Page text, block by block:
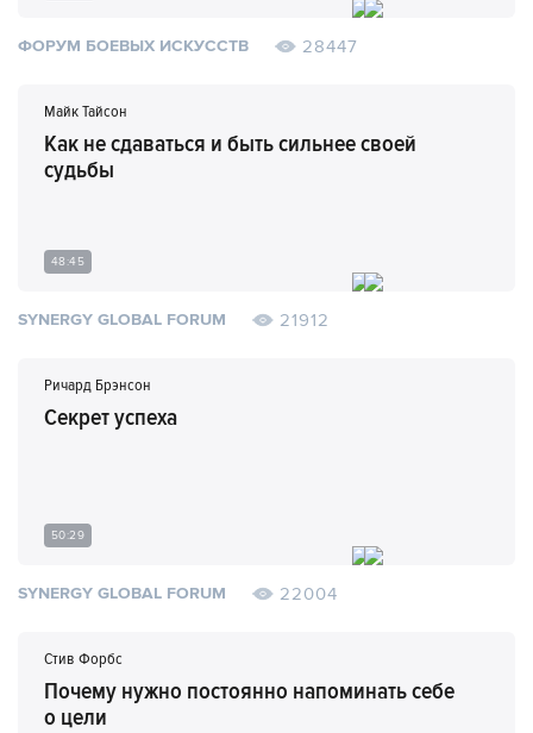
ФОРУМ БОЕВЫХ ИСКУССТВ 28447
Майк Тайсон
Как не сдаваться и быть сильнее своей
судьбы
48:45
SYNERGY GLOBAL FORUM 21912
Ричард Брэнсон
Секрет успеха
50:29
SYNERGY GLOBAL FORUM 22004
Стив Форбс
Почему нужно постоянно напоминать себе
о цели